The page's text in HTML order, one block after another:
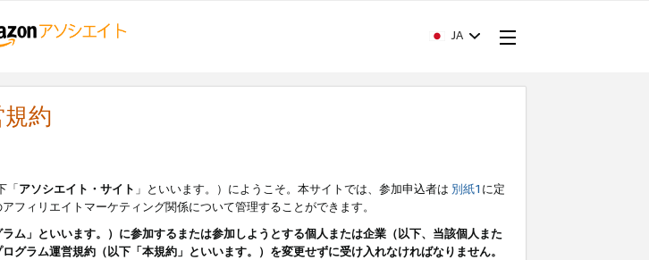
JA
約
「アソシエイト・サイト 」といいます。）にようこそ。本サイトでは、参加申込者は 別紙1 に定
フィリエイトマーケティング関係について管理することができます。
ム」といいます。）に参加するまたは参加しようとする個人または企業（以下、当該個人また
ラム運営規約（以下「本規約」といいます。）を変更せずに受け入れなければなりません。